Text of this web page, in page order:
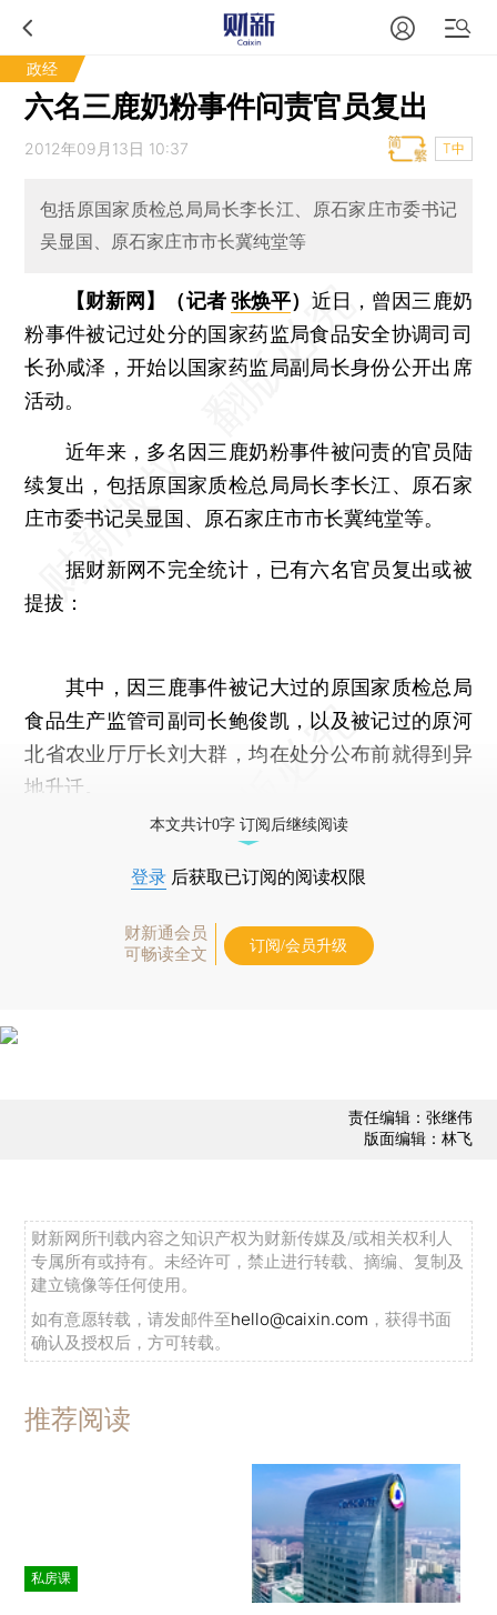
政经
六名三鹿奶粉事件问责官员复出
2012年09月13日 10:37 T中
包括原国家质检总局局长李长江、原石家庄市委书记
吴显国、原石家庄市市长冀纯堂等
【财新网】（记者张焕平） 近日，曾因三鹿奶
粉事件被记过处分的国家药监局食品安全协调司司
长孙咸泽，开始以国家药监局副局长身份公开出席
活动。
近年来，多名因三鹿奶粉事件被问责的官员陆
续复出，包括原国家质检总局局长李长江、原石家
庄市委书记吴显国、原石家庄市市长冀纯堂等。
据财新网不完全统计，已有六名官员复出或被
提拔：
其中，因三鹿事件被记大过的原国家质检总局
食品生产监管司副司长鲍俊凯，以及被记过的原河
北省农业厅厅长刘大群，均在处分公布前就得到异
地升迁。
本文共计0字 订阅后继续阅读
登录 后获取已订阅的阅读权限
财新通会员
可畅读全文
订阅/会员升级
责任编辑：张继伟
版面编辑：林飞
财新网所刊载内容之知识产权为财新传媒及/或相关权利人
专属所有或持有。未经许可，禁止进行转载、摘编、复制及
建立镜像等任何使用。
如有意愿转载，请发邮件至hello@caixin.com ，获得书面
确认及授权后，方可转载。
推荐阅读
私房课